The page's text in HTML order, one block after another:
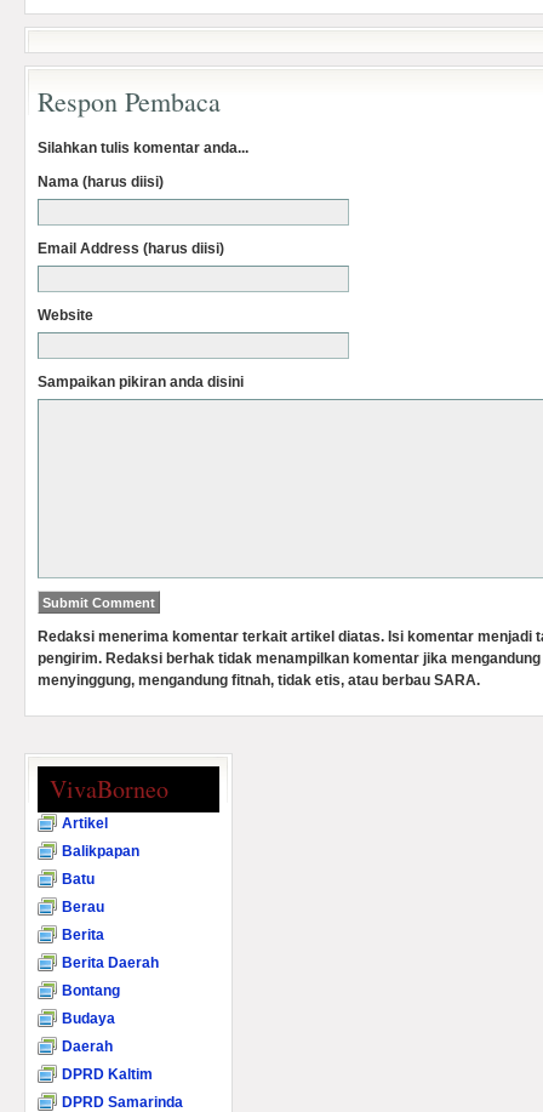
Respon Pembaca
Silahkan tulis komentar anda...
Nama (harus diisi)
Email Address (harus diisi)
Website
Sampaikan pikiran anda disini
Redaksi menerima komentar terkait artikel diatas. Isi komentar menjadi
pengirim. Redaksi berhak tidak menampilkan komentar jika
menyinggung, mengandung fitnah, tidak etis, atau berbau SARA.
VivaBorneo
Artikel
Balikpapan
Batu
Berau
Berita
Berita Daerah
Bontang
Budaya
Daerah
DPRD Kaltim
DPRD Samarinda